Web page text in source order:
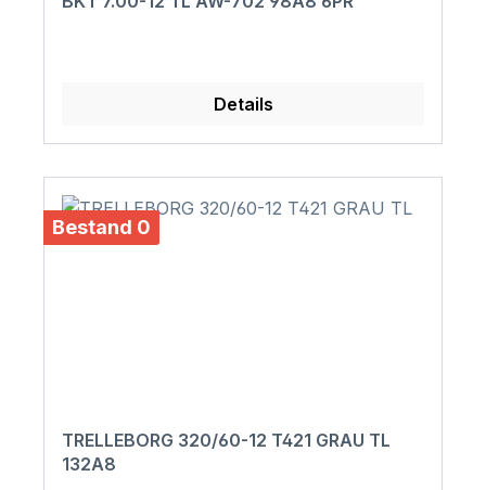
Details
Bestand 0
TRELLEBORG 320/60-12 T421 GRAU TL
132A8